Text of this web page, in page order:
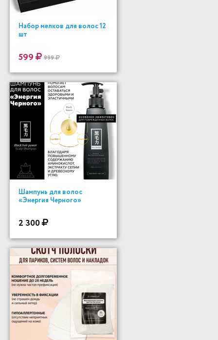
Набор мелков для волос 12
шт
599 999
Шампунь для волос
«Энергия Черного»
2 300